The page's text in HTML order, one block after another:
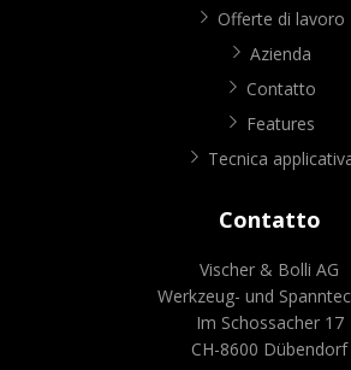
Offerte di lavoro
Azienda
Contatto
Features
Tecnica
Contatto
Vischer & Bolli AG
Werkzeug- und
Im Schossacher 17
CH-8600 Dübendorf